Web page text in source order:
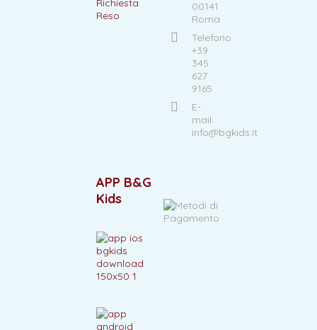
Richiesta
Reso
00141
Roma
Telefono
+39
345
627
9165
E-
mail:
info@bgkids.it
APP B&G
Kids